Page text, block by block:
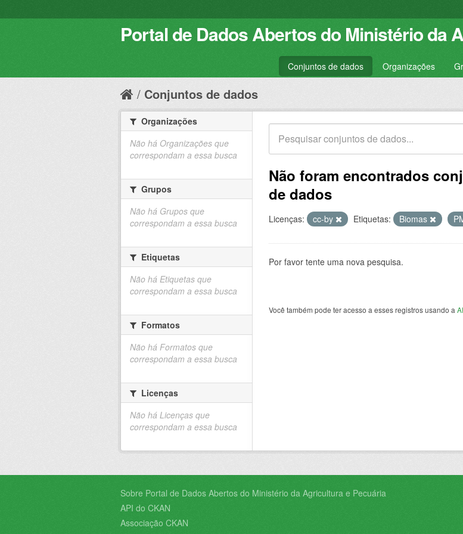
Portal de Dados Abertos do Ministério da
Conjuntos de dados Organizações
Conjuntos de dados
Não foram encontrados
de dados
Licenças: cc-by Etiquetas: Biomas
Por favor tente uma nova pesquisa.
Você também pode ter acesso a esses registros usando a
Organizações
Não há Organizações que
correspondam a essa busca
Grupos
Não há Grupos que
correspondam a essa busca
Etiquetas
Não há Etiquetas que
correspondam a essa busca
Formatos
Não há Formatos que
correspondam a essa busca
Licenças
Não há Licenças que
correspondam a essa busca
Sobre Portal de Dados Abertos do Ministério da Agricultura e Pecuária
API do CKAN
Associação CKAN